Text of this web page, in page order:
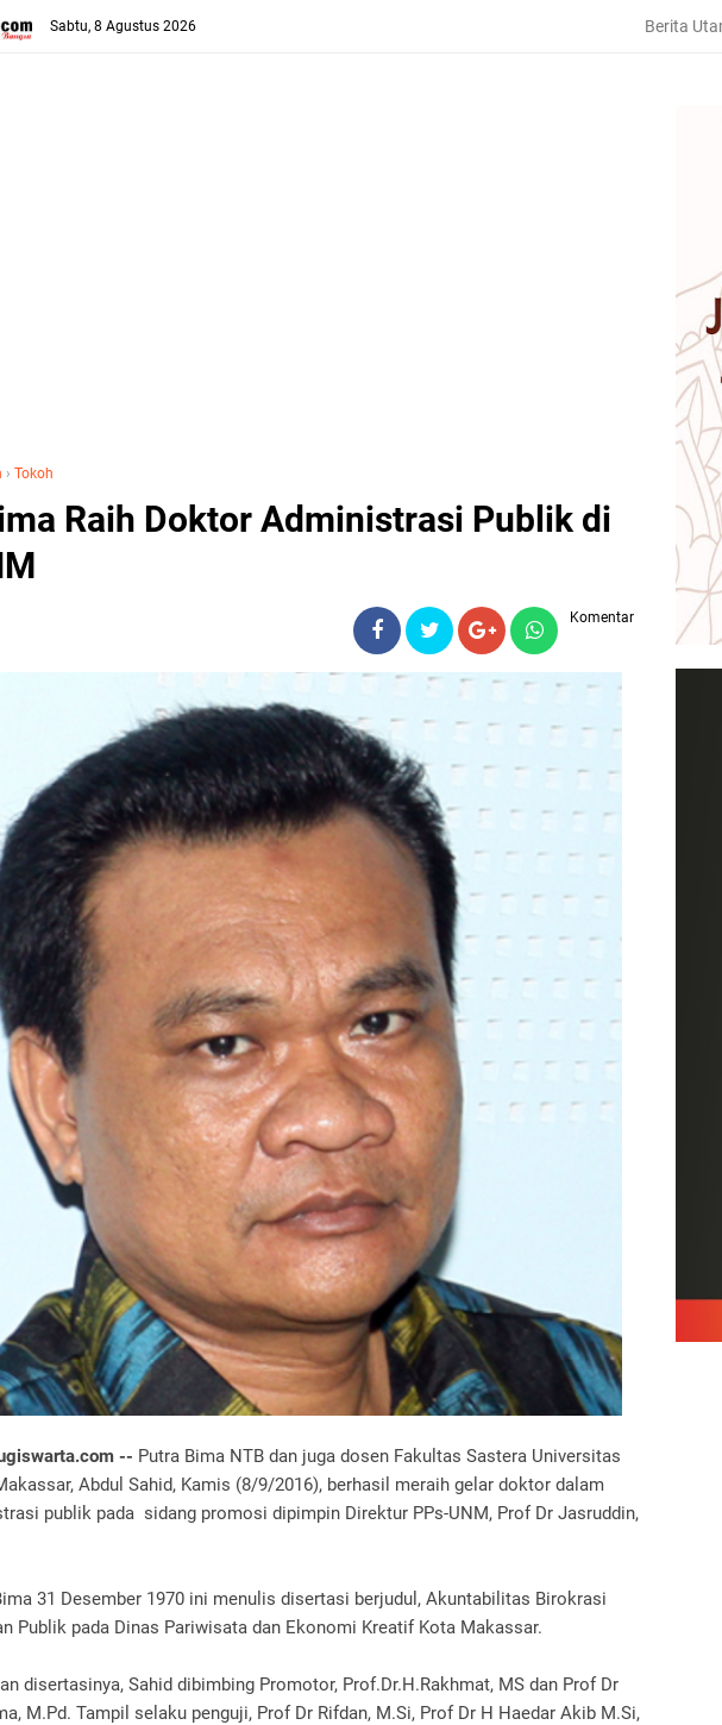
Sabtu, 8 Agustus 2026 Berita
› Tokoh
Raih Doktor Administrasi Publik di
Komentar
-- Putra Bima NTB dan juga dosen Fakultas Sastera Universitas
Abdul Sahid, Kamis (8/9/2016), berhasil meraih gelar doktor dalam
publik pada sidang promosi dipimpin Direktur PPs-UNM, Prof Dr Jasruddin,
31 Desember 1970 ini menulis disertasi berjudul, Akuntabilitas Birokrasi
Publik pada Dinas Pariwisata dan Ekonomi Kreatif Kota Makassar.
disertasinya, Sahid dibimbing Promotor, Prof.Dr.H.Rakhmat, MS dan Prof Dr
M.Pd. Tampil selaku penguji, Prof Dr Rifdan, M.Si, Prof Dr H Haedar Akib M.Si,